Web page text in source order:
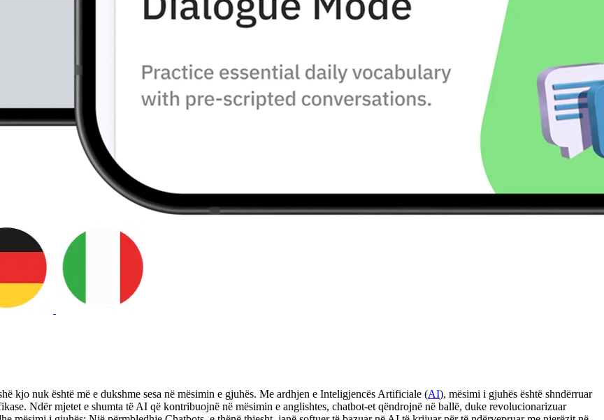
kjo nuk është më e dukshme sesa në mësimin e gjuhës. Me ardhjen e Inteligjencës Artificiale (AI), mësimi i gjuhës është shndërruar
Ndër mjetet e shumta të AI që kontribuojnë në mësimin e anglishtes, chatbot-et qëndrojnë në ballë, duke revolucionarizuar